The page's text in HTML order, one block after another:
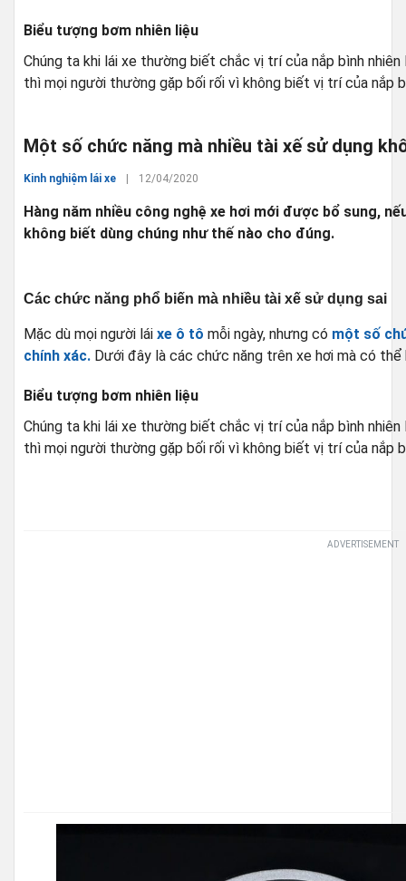
Biểu tượng bơm nhiên liệu
Chúng ta khi lái xe thường biết chắc vị trí của nắp bình
thì mọi người thường gặp bối rối vì không biết vị trí của nắp
Một số chức năng mà nhiều tài xế sử dụng
Kinh nghiệm lái xe 12/04/2020
Hàng năm nhiều công nghệ xe hơi mới được bổ sung,
không biết dùng chúng như thế nào cho đúng.
Các chức năng phổ biến mà nhiều tài xế sử dụng sai
Mặc dù mọi người lái xe ô tô mỗi ngày, nhưng có một số
chính xác. Dưới đây là các chức năng trên xe hơi mà có thể
Biểu tượng bơm nhiên liệu
Chúng ta khi lái xe thường biết chắc vị trí của nắp bình
thì mọi người thường gặp bối rối vì không biết vị trí của nắp
ADVERTISEMENT